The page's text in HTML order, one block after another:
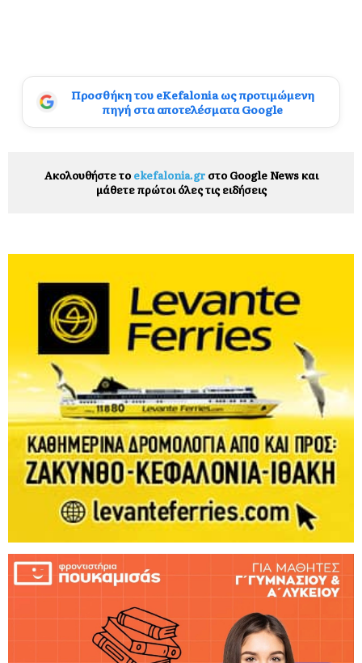
Προσθήκη του eKefalonia ως προτιμώμενη
πηγή στα αποτελέσματα Google
Ακολουθήστε το ekefalonia.grστο Google News και
μάθετε πρώτοι όλες τις ειδήσεις